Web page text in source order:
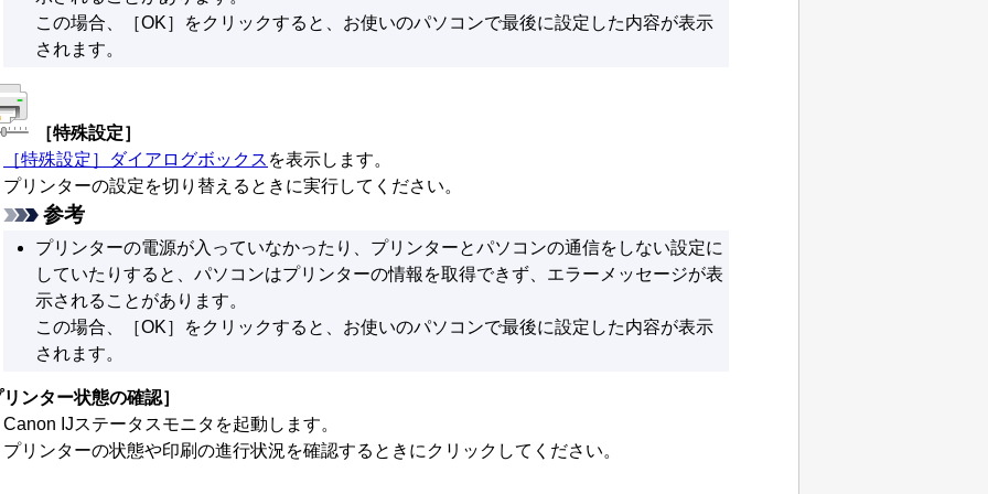
この場合、
［OK］
をクリックすると、お使いのパソコンで最後に設定した内容が表示
されます。
［特殊設定］
［特殊設定］
ダイアログボックス を表示します。
プリンターの設定を切り替えるときに実行してください。
参考
プリンターの電源が入っていなかったり、プリンターとパソコンの通信をしない設定に
していたりすると、パソコンはプリンターの情報を取得できず、エラーメッセージが表
示されることがあります。
この場合、
［OK］
をクリックすると、お使いのパソコンで最後に設定した内容が表示
されます。
ンター状態の確認］
Canon IJステータスモニタを起動します。
プリンターの状態や印刷の進行状況を確認するときにクリックしてください。